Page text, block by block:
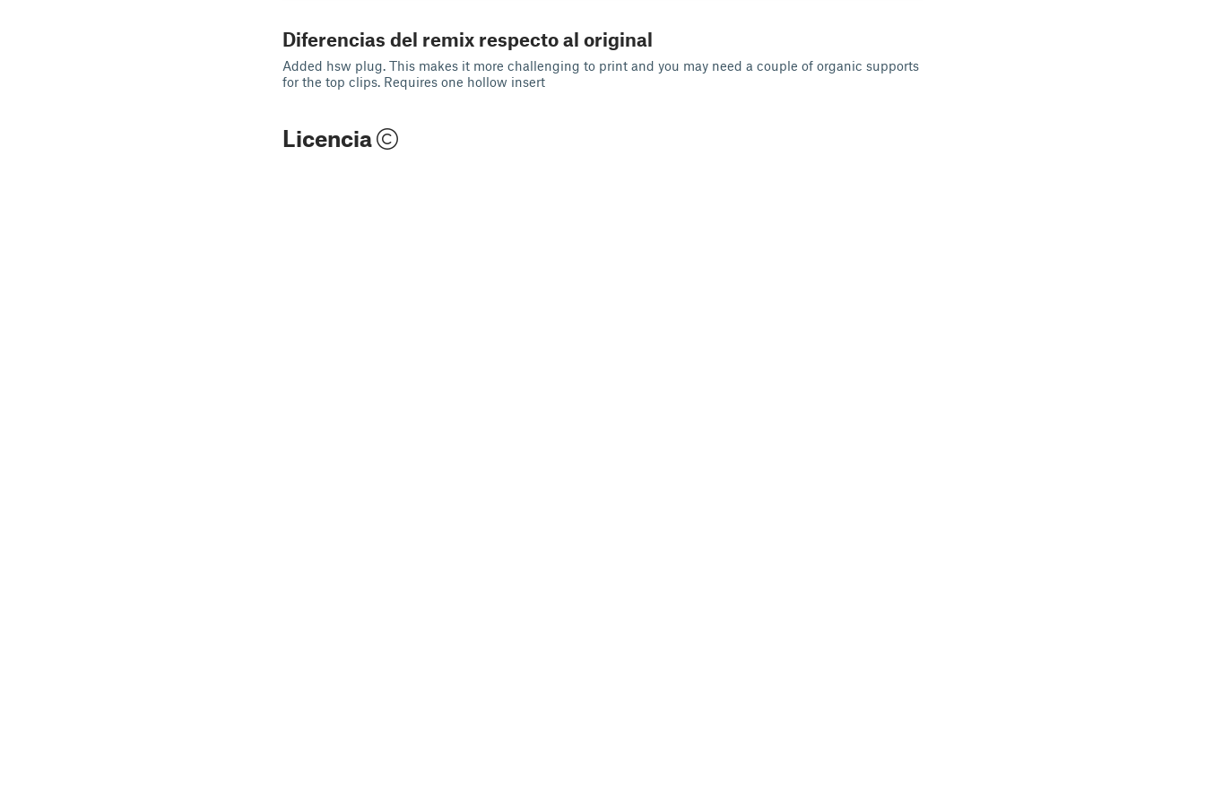
Diferencias del remix respecto al original
Added hsw plug. This makes it more challenging to print and you may need a couple of organic supports
for the top clips. Requires one hollow insert
Licencia